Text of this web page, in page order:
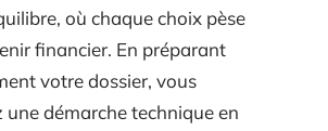
où chaque choix pèse
financier. En préparant
votre dossier, vous
démarche technique en